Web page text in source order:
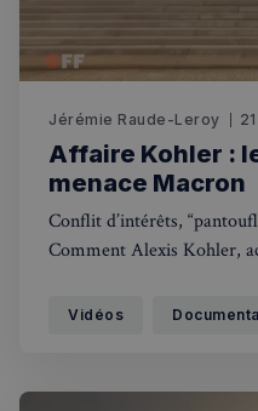
Jérémie Raude-Leroy
Affaire Kohler :
menace Macron
Conflit d’intérêts,
Comment Alexis Kohler,
favoriser pendant des
Vidéos